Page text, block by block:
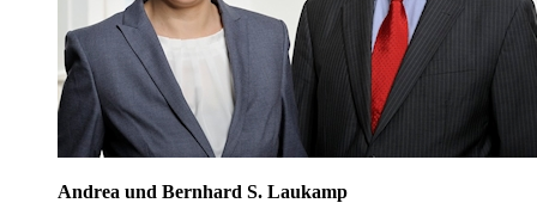
Andrea und Bernhard S. Laukamp